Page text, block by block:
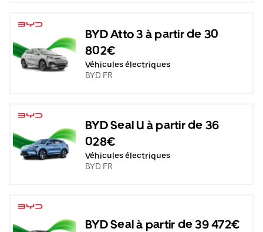
BYD Atto 3 à partir de 30
802€
Véhicules électriques
BYD FR
BYD Seal U à partir de 36
028€
Véhicules électriques
BYD FR
BYD Seal à partir de 39 472€